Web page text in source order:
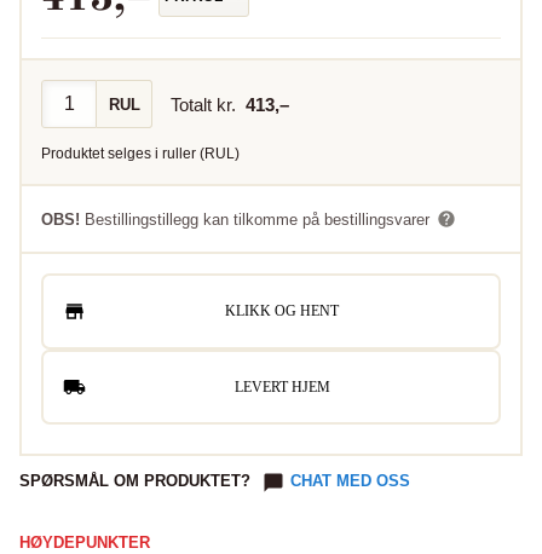
RUL Totalt kr. 413,–
Produktet selges i ruller (RUL)
OBS! Bestillingstillegg kan tilkomme på bestillingsvarer
KLIKK OG HENT
LEVERT HJEM
SPØRSMÅL OM PRODUKTET? CHAT MED OSS
HØYDEPUNKTER